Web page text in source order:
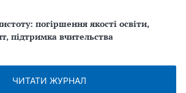
погіршення якості освіти,
підтримка вчительства
ЧИТАТИ ЖУРНАЛ